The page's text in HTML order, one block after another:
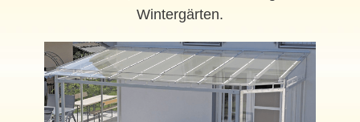
Wintergärten.